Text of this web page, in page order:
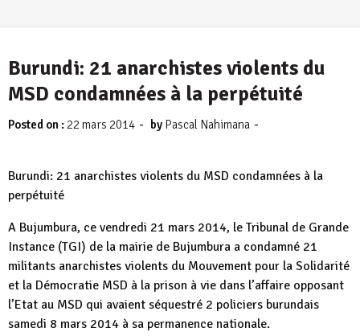
Burundi: 21 anarchistes violents du
MSD condamnées à la perpétuité
Posted on : 22 mars 2014 - by Pascal Nahimana -
Burundi: 21 anarchistes violents du MSD condamnées à la
perpétuité
A Bujumbura, ce vendredi 21 mars 2014, le Tribunal de Grande
Instance (TGI) de la mairie de Bujumbura a condamné 21
militants anarchistes violents du Mouvement pour la Solidarité
et la Démocratie MSD à la prison à vie dans l’affaire opposant
l’Etat au MSD qui avaient séquestré 2 policiers burundais
samedi 8 mars 2014 à sa permanence nationale.